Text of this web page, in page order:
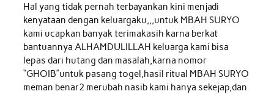
Hal yang tidak pernah terbayankan kini menjadi
kenyataan dengan keluargaku,,,untuk MBAH SURYO
kami ucapkan banyak terimakasih karna berkat
bantuannya ALHAMDULILLAH keluarga kami bisa
lepas dari hutang dan masalah,karna nomor
“GHOIB”untuk pasang togel,hasil ritual MBAH SURYO
meman benar2 merubah nasib kami hanya sekejap,dan